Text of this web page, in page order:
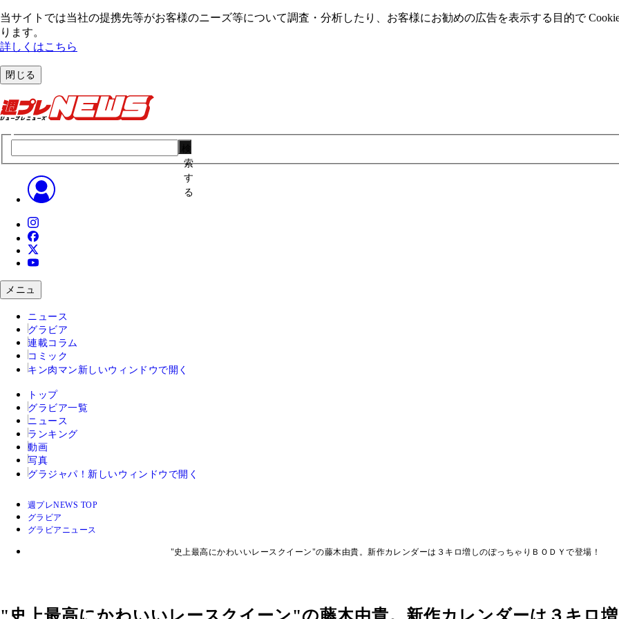
当サイトでは当社の提携先等がお客様のニーズ等について調査・分析したり、お客様にお勧めの広告を表⽰する⽬的で
ります。
詳しくはこちら
閉じる
索
す
る
メニュ
ニュース
グラビア
連載コラム
コミック
キン肉マン 新しいウィンドウで開く
トップ
グラビア一覧
ニュース
ランキング
動画
写真
グラジャパ！ 新しいウィンドウで開く
週プレNEWS TOP
グラビア
グラビアニュース
"史上最高にかわいいレースクイーン"の藤木由貴。新作カレンダーは３キロ増しのぽっちゃりＢＯＤＹで登場！
"史上最高にかわいいレースクイーン"の藤木由貴。新作カレンダーは３キロ